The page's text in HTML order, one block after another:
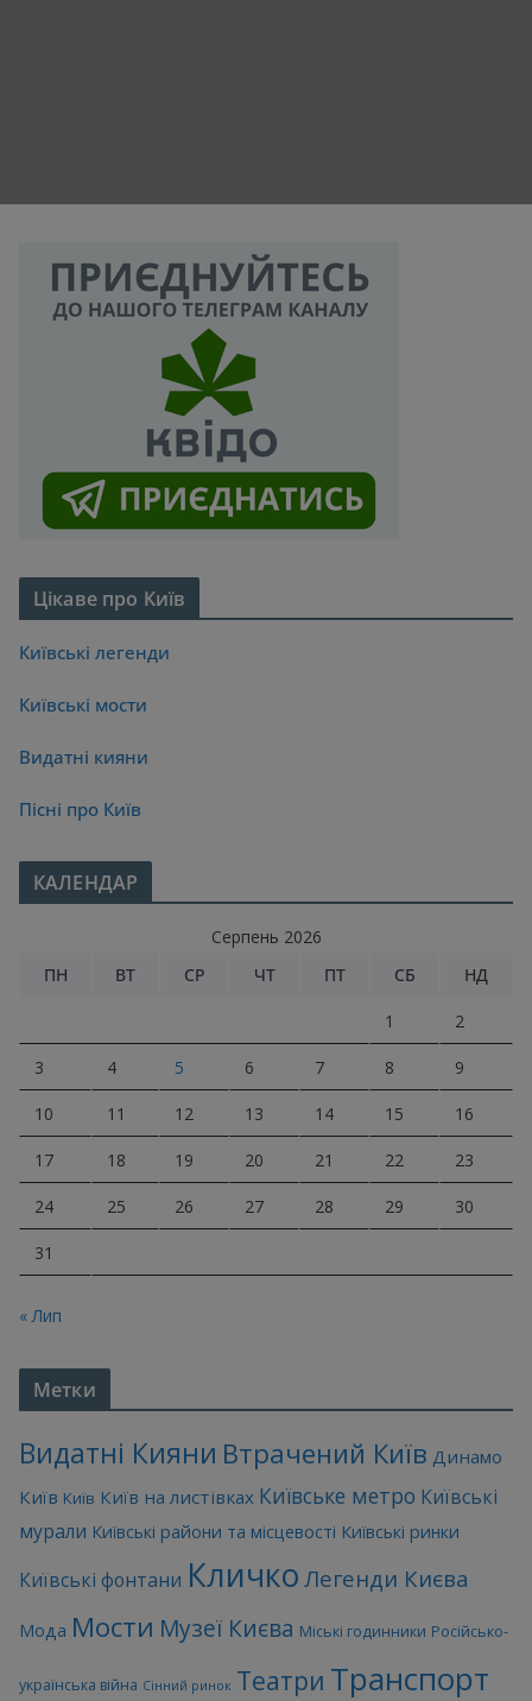
Цікаве про Київ
Київські легенди
Київські мости
Видатні кияни
Пісні про Київ
КАЛЕНДАР
Серпень 2026
ПН
ВТ СР ЧТ ПТ СБ НД
1 2
3 4 5 6 7 8 9
10 11 12 13 14 15 16
17 18 19 20 21 22 23
24 25 26 27 28 29 30
31
« Лип
Метки
Видатні Кияни Втрачений Київ Динамо
Київ Київ Київ на листівках Київське метро Київські
мурали Київські райони та місцевості Київські ринки
Київські фонтани Кличко Легенди Києва
Мода Мости Музеї Києва Міські годинники Російсько-
українська війна Сінний ринок Театри Транспорт